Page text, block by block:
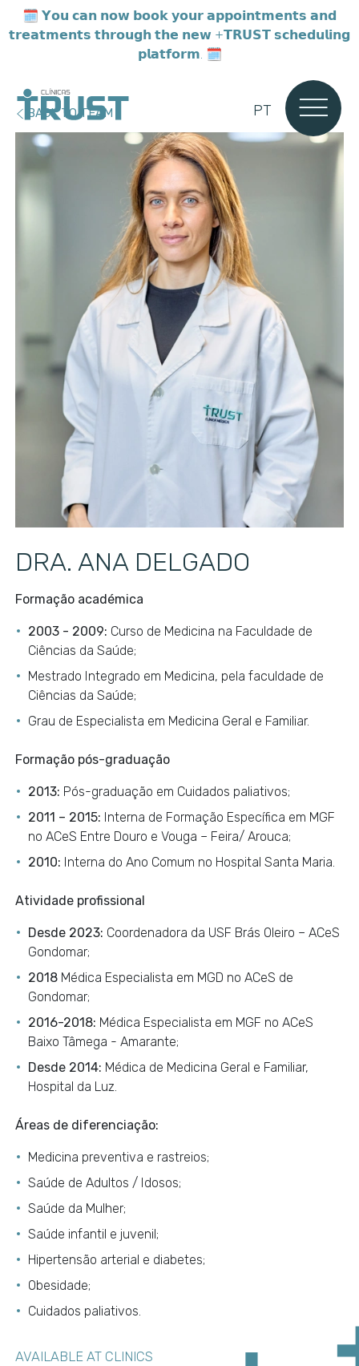
🗓️ 𝗬𝗼𝘂 𝗰𝗮𝗻 𝗻𝗼𝘄 𝗯𝗼𝗼𝗸 𝘆𝗼𝘂𝗿 𝗮𝗽𝗽𝗼𝗶𝗻𝘁𝗺𝗲𝗻𝘁𝘀 𝗮𝗻𝗱
𝘁𝗿𝗲𝗮𝘁𝗺𝗲𝗻𝘁𝘀 𝘁𝗵𝗿𝗼𝘂𝗴𝗵 𝘁𝗵𝗲 𝗻𝗲𝘄 +𝗧𝗥𝗨𝗦𝗧 𝘀𝗰𝗵𝗲𝗱𝘂𝗹𝗶𝗻𝗴
𝗽𝗹𝗮𝘁𝗳𝗼𝗿𝗺. 🗓️
PT
BACK TO TEAM
DRA. ANA DELGADO
Formação académica
2003 - 2009: Curso de Medicina na Faculdade de
Ciências da Saúde;
Mestrado Integrado em Medicina, pela faculdade de
Ciências da Saúde;
Grau de Especialista em Medicina Geral e Familiar.
Formação pós-graduação
2013: Pós-graduação em Cuidados paliativos;
2011 – 2015: Interna de Formação Específica em MGF
no ACeS Entre Douro e Vouga – Feira/ Arouca;
2010: Interna do Ano Comum no Hospital Santa Maria.
Atividade profissional
Desde 2023: Coordenadora da USF Brás Oleiro – ACeS
Gondomar;
2018 Médica Especialista em MGD no ACeS de
Gondomar;
2016-2018: Médica Especialista em MGF no ACeS
Baixo Tâmega - Amarante;
Desde 2014: Médica de Medicina Geral e Familiar,
Hospital da Luz.
Áreas de diferenciação:
Medicina preventiva e rastreios;
Saúde de Adultos / Idosos;
Saúde da Mulher;
Saúde infantil e juvenil;
Hipertensão arterial e diabetes;
Obesidade;
Cuidados paliativos.
AVAILABLE AT CLINICS